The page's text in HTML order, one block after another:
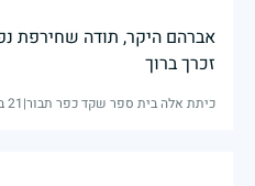
אברהם היקר, תודה שחירפת
זכרך ברוך
כיתת אלה בית ספר שקד כפר תבור|21 באפריל 2026